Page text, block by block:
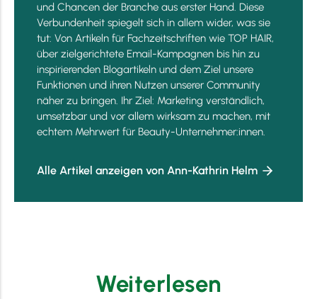
und Chancen der Branche aus erster Hand. Diese
Verbundenheit spiegelt sich in allem wider, was sie
tut: Von Artikeln für Fachzeitschriften wie TOP HAIR,
über zielgerichtete Email-Kampagnen bis hin zu
inspirierenden Blogartikeln und dem Ziel unsere
Funktionen und ihren Nutzen unserer Community
näher zu bringen. Ihr Ziel: Marketing verständlich,
umsetzbar und vor allem wirksam zu machen, mit
echtem Mehrwert für Beauty-Unternehmer:innen.
Alle Artikel anzeigen von Ann-Kathrin Helm
Weiterlesen